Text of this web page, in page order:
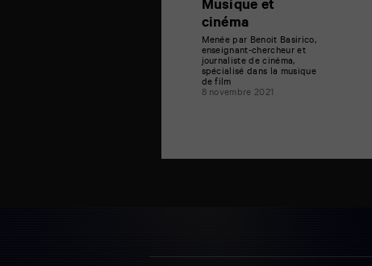
Musique et
cinéma
Menée par Benoit Basirico,
enseignant-chercheur et
journaliste de cinéma,
spécialisé dans la musique
de film
8 novembre 2021